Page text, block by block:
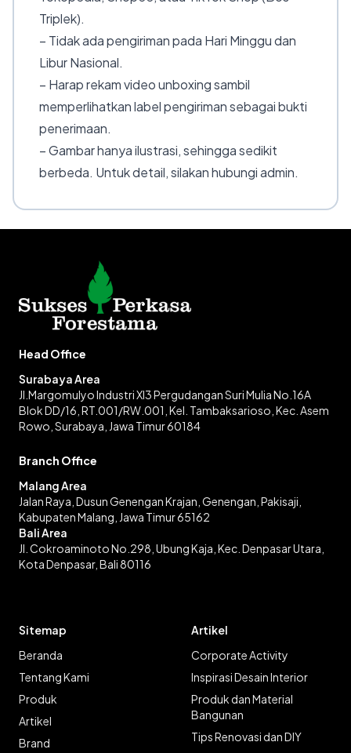
Triplek).
– Tidak ada pengiriman pada Hari Minggu dan
Libur Nasional.
– Harap rekam video unboxing sambil
memperlihatkan label pengiriman sebagai bukti
penerimaan.
– Gambar hanya ilustrasi, sehingga sedikit
berbeda. Untuk detail, silakan hubungi admin.
Head Office
Surabaya Area
Jl.Margomulyo Industri XI3 Pergudangan Suri Mulia No.16A
Blok DD/16, RT.001/RW.001, Kel. Tambaksarioso, Kec. Asem
Rowo, Surabaya, Jawa Timur 60184
Branch Office
Malang Area
Jalan Raya, Dusun Genengan Krajan, Genengan, Pakisaji,
Kabupaten Malang, Jawa Timur 65162
Bali Area
Jl. Cokroaminoto No.298, Ubung Kaja, Kec. Denpasar Utara,
Kota Denpasar, Bali 80116
Sitemap
Beranda
Tentang Kami
Produk
Artikel
Brand
Artikel
Corporate Activity
Inspirasi Desain Interior
Produk dan Material
Bangunan
Tips Renovasi dan DIY